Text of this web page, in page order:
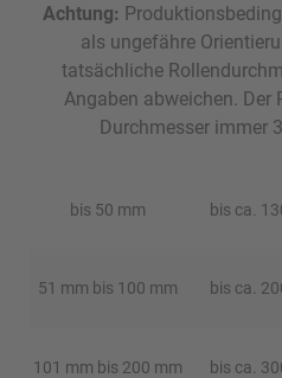
Achtung:
als ungefähre
tatsächliche
Angaben abweichen. Der
Durchmesser immer
bis 50 mm bis ca.
51 mm bis 100 mm bis ca.
101 mm bis 200 mm bis ca.